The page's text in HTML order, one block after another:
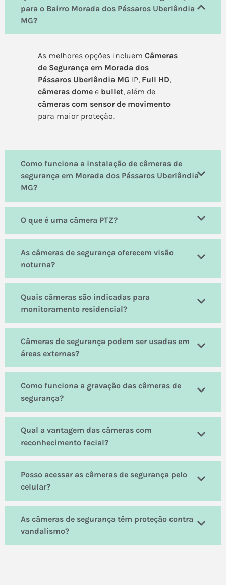
para o Bairro Morada dos Pássaros Uberlândia
MG?
As melhores opções incluem Câmeras
de Segurança em Morada dos
Pássaros Uberlândia MG IP, Full HD,
câmeras dome e bullet, além de
câmeras com sensor de movimento
para maior proteção.
Como funciona a instalação de câmeras de
segurança em Morada dos Pássaros Uberlândia
MG?
O que é uma câmera PTZ?
As câmeras de segurança oferecem visão
noturna?
Quais câmeras são indicadas para
monitoramento residencial?
Câmeras de segurança podem ser usadas em
áreas externas?
Como funciona a gravação das câmeras de
segurança?
Qual a vantagem das câmeras com
reconhecimento facial?
Posso acessar as câmeras de segurança pelo
celular?
As câmeras de segurança têm proteção contra
vandalismo?